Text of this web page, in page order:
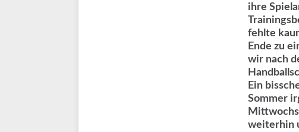
ihre
fehlte
Ende zu
wir nach
Ein
Sommer
weiterhin